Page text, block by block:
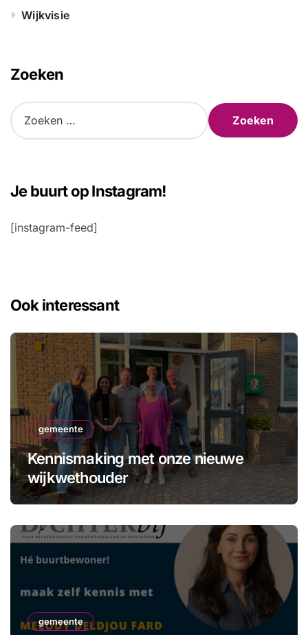
Wijkvisie
Zoeken
Z
o
n
a
Je buurt op Instagram!
[instagram-feed]
Ook interessant
gemeente
Kennismaking met onze nieuwe
wijkwethouder
gemeente